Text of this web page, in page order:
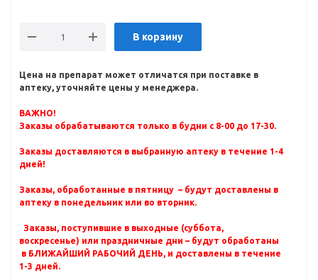
В корзину
Цена на препарат может отличатся при поставке в
аптеку, уточняйте цены у менеджера.
ВАЖНО!
Заказы обрабатываются только в будни с 8-00 до 17-30.
Заказы доставляются в выбранную аптеку в течение 1-4
дней!
Заказы, обработанные в пятницу – будут доставлены в
аптеку в понедельник или во вторник.
Заказы, поступившие в выходные (суббота,
воскресенье) или праздничные дни – будут обработаны
в БЛИЖАЙШИЙ РАБОЧИЙ ДЕНЬ, и доставлены в течение
1-3 дней.